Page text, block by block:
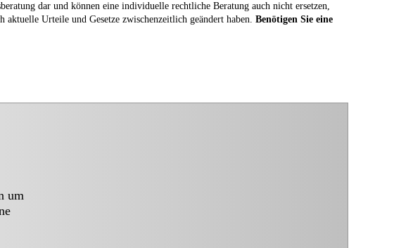
dar und können eine individuelle rechtliche Beratung auch nicht ersetzen,
Urteile und Gesetze zwischenzeitlich geändert haben. Benötigen Sie eine
um